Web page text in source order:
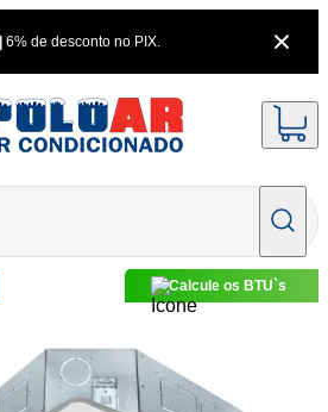
6% de desconto no PIX.
Calcule os BTU`s